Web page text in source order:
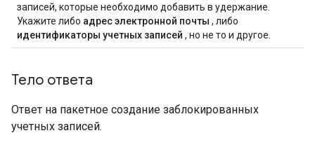
записей, которые необходимо добавить в удержание.
Укажите либо адрес электронной почты , либо
идентификаторы учетных записей , но не то и другое.
Тело ответа
Ответ на пакетное создание заблокированных
учетных записей.